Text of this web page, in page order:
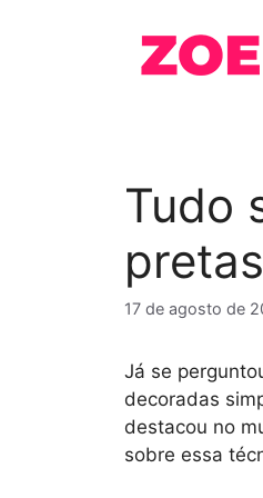
Tudo
pretas
17 de agosto de
Já se
decoradas
destacou no
sobre essa